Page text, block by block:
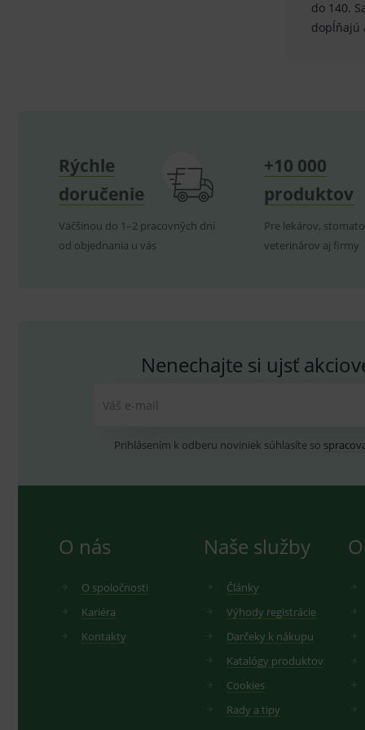
do 140.
dopĺňajú
Rýchle
doručenie
Väčšinou do 1–2 pracovných dní
od objednania u vás
+10 000
produktov
Pre lekárov,
veterinárov aj firmy
Nenechajte si ujsť
Váš e-mail
Prihlásením k odberu noviniek súhlasíte so
O nás
O spoločnosti
Kariéra
Kontakty
Naše služby
Články
Výhody registrácie
Darčeky k nákupu
Katalógy produktov
Cookies
Rady a tipy
lastVisitedProducts
ssupp.visits
_gat_UA-
193359858-4
test_cookie
VISITOR_INFO1_LIVE